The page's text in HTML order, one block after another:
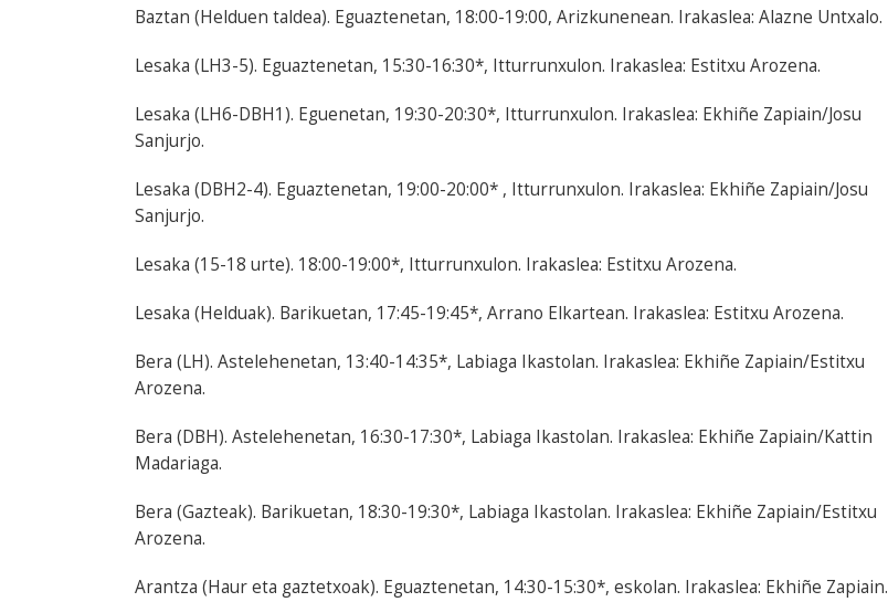
Baztan (Helduen taldea). Eguaztenetan, 18:00-19:00, Arizkunenean. Irakaslea: Alazne Untxalo.
Lesaka (LH3-5). Eguaztenetan, 15:30-16:30*, Itturrunxulon. Irakaslea: Estitxu Arozena.
Lesaka (LH6-DBH1). Eguenetan, 19:30-20:30*, Itturrunxulon. Irakaslea: Ekhiñe Zapiain/Josu
Sanjurjo.
Lesaka (DBH2-4). Eguaztenetan, 19:00-20:00* , Itturrunxulon. Irakaslea: Ekhiñe Zapiain/Josu
Sanjurjo.
Lesaka (15-18 urte). 18:00-19:00*, Itturrunxulon. Irakaslea: Estitxu Arozena.
Lesaka (Helduak). Barikuetan, 17:45-19:45*, Arrano Elkartean. Irakaslea: Estitxu Arozena.
Bera (LH). Astelehenetan, 13:40-14:35*, Labiaga Ikastolan. Irakaslea: Ekhiñe Zapiain/Estitxu
Arozena.
Bera (DBH). Astelehenetan, 16:30-17:30*, Labiaga Ikastolan. Irakaslea: Ekhiñe Zapiain/Kattin
Madariaga.
Bera (Gazteak). Barikuetan, 18:30-19:30*, Labiaga Ikastolan. Irakaslea: Ekhiñe Zapiain/Estitxu
Arozena.
Arantza (Haur eta gaztetxoak). Eguaztenetan, 14:30-15:30*, eskolan. Irakaslea: Ekhiñe Zapiain.